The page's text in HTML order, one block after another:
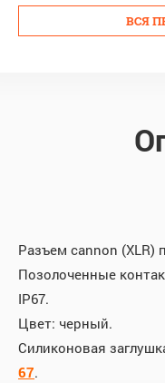
ВСЯ
Разъем cannon (XLR)
Позолоченные
IP67.
Цвет: черный.
Силиконовая
67.